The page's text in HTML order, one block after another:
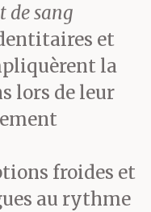
de sang
et
la
lors de leur
froides et
au rythme